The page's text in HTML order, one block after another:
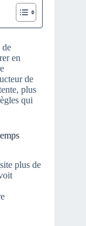
de
en
de
plus
qui
plus de